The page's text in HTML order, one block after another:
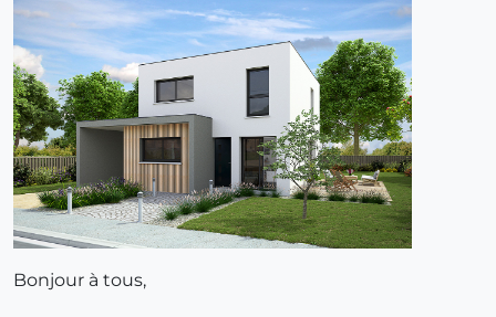
Bonjour à tous,